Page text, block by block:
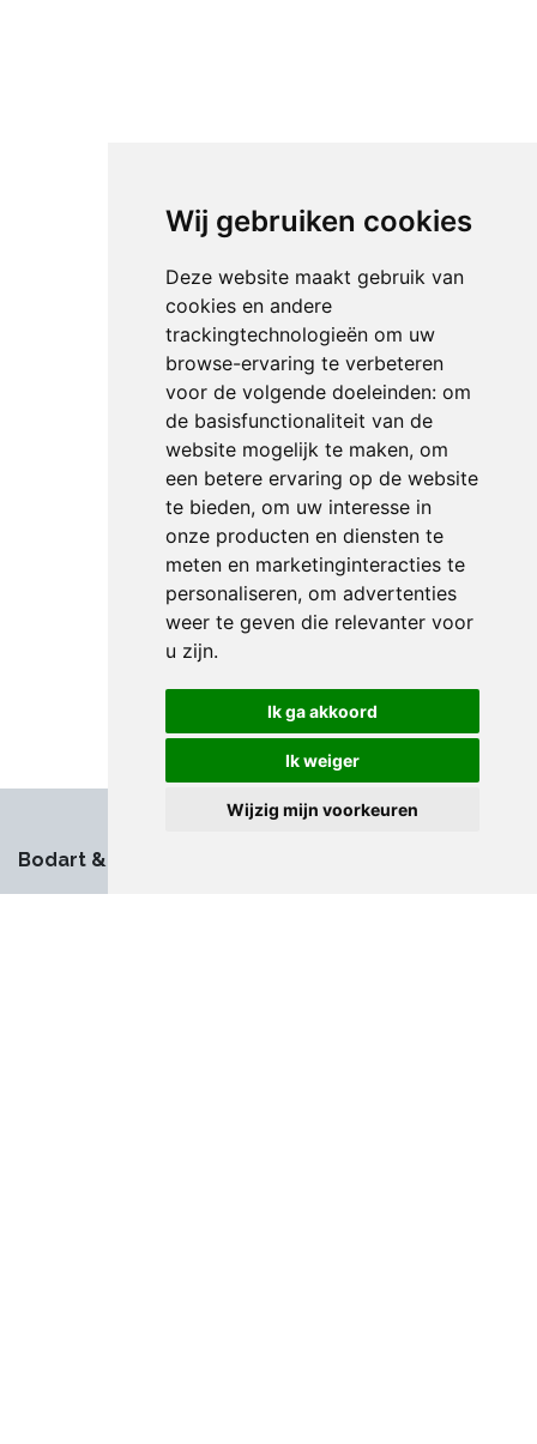
Wij gebruiken cookies
Deze website maakt gebruik van
cookies en andere
trackingtechnologieën om uw
browse-ervaring te verbeteren
voor de volgende doeleinden: om
de basisfunctionaliteit van de
website mogelijk te maken, om
een betere ervaring op de website
te bieden, om uw interesse in
onze producten en diensten te
meten en marketinginteracties te
personaliseren, om advertenties
weer te geven die relevanter voor
u zijn.
Ik ga akkoord
Ik weiger
Wijzig mijn voorkeuren
Bodart & Co